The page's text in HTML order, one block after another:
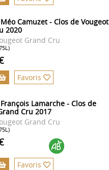
Camuzet - Clos de Vougeot
2020
Grand Cru
Favoris
Lamarche - Clos de
Cru 2017
Grand Cru
Favoris